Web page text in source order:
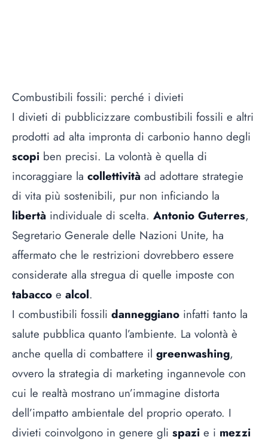
Combustibili fossili: perché i divieti
I divieti di pubblicizzare combustibili fossili e altri
prodotti ad alta impronta di carbonio hanno degli
scopi ben precisi. La volontà è quella di
incoraggiare la collettività ad adottare strategie
di vita più sostenibili, pur non inficiando la
libertà individuale di scelta. Antonio Guterres,
Segretario Generale delle Nazioni Unite, ha
affermato che le restrizioni dovrebbero essere
considerate alla stregua di quelle imposte con
tabacco e alcol.
I combustibili fossili danneggiano infatti tanto la
salute pubblica quanto l’ambiente. La volontà è
anche quella di combattere il greenwashing,
ovvero la strategia di marketing ingannevole con
cui le realtà mostrano un’immagine distorta
dell’impatto ambientale del proprio operato. I
divieti coinvolgono in genere gli spazi e i mezzi